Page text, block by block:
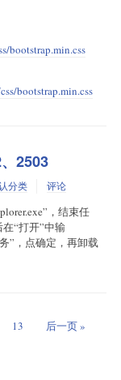
bootstrap.min.css
bootstrap.min.css
2503
分类 评论
，结束任
“打开”中输
”，点确定，再卸载
13 后一页 »